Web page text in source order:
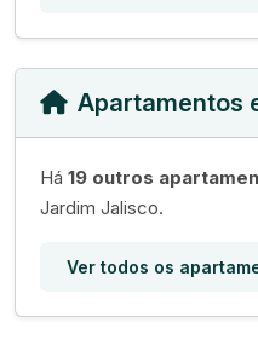
Apartamentos
Há 19 outros
Jardim Jalisco.
Ver todos os